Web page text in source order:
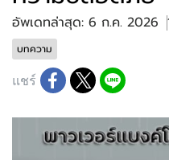
อัพเดทล่าสุด: 6 ก.ค. 2026
บทความ
แชร์